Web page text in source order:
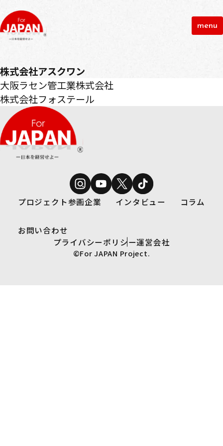
menu
株式会社アスクワン
投
稿
ビ
ゲ
大阪ラセン管工業株式会社
株式会社フォステール
プロジェクト参画企業 インタビュー コラム
お問い合わせ
プライバシーポリシー運営会社
©For JAPAN Project.